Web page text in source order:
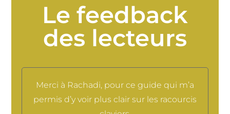
Le feedback
des lecteurs
Merci à Rachadi, pour ce guide qui m’a
permis d’y voir plus clair sur les racourcis